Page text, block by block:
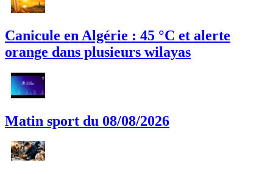
Canicule en Algérie : 45 °C et alerte
orange dans plusieurs wilayas
Matin sport du 08/08/2026